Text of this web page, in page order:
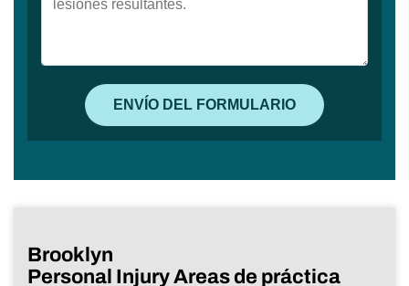
Brooklyn
Personal Injury Areas de práctica